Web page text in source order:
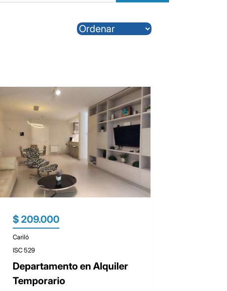
$ 209.000
Cariló
ISC 529
Departamento en Alquiler
Temporario